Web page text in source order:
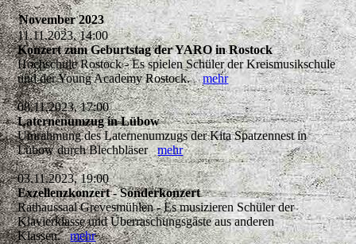
November 2023
11.11.2023, 14:00
Konzert zum Geburtstag der YARO in Rostock
Hochschule Rostock - Es spielen Schüler der Kreismusikschule
und der Young Academy Rostock.mehr
08.11.2023, 17:00
Laternenumzug in Lübow
Umrahmung des Laternenumzugs der Kita Spatzennest in
Lübow durch Blechbläsermehr
03.11.2023, 19:00
Exzellenzkonzert - Sonderkonzert
Rathaussaal Grevesmühlen - Es musizieren Schüler der
Klavierklasse und Überraschungsgäste aus anderen
Klassen.mehr